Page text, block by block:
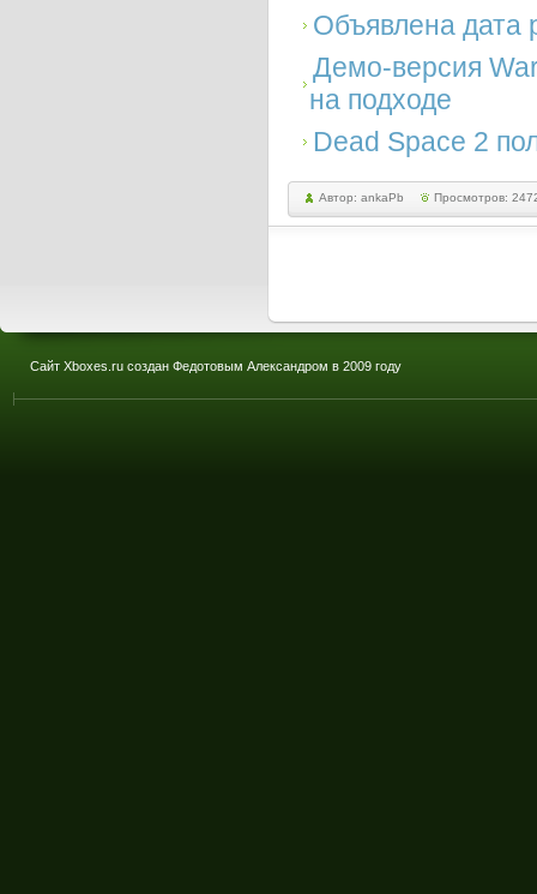
Объявлена дата
Демо-версия
на подходе
Dead Space 2
Автор: ankaPb Просмотров:
Сайт Xboxes.ru создан Федотовым Александром в 2009 году